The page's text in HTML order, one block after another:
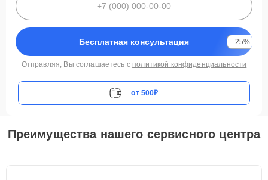
Бесплатная консультация -25%
Отправляя, Вы соглашаетесь с политикой конфиденциальности
от 500₽
Преимущества нашего сервисного центра